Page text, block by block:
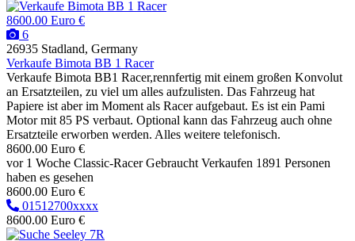
8600.00 Euro €
6
26935 Stadland, Germany
Verkaufe Bimota BB 1 Racer
Verkaufe Bimota BB1 Racer,rennfertig mit einem großen Konvolut
an Ersatzteilen, zu viel um alles aufzulisten. Das Fahrzeug hat
Papiere ist aber im Moment als Racer aufgebaut. Es ist ein Pami
Motor mit 85 PS verbaut. Optional kann das Fahrzeug auch ohne
Ersatzteile erworben werden. Alles weitere telefonisch.
8600.00 Euro €
vor 1 Woche Classic-Racer Gebraucht Verkaufen 1891 Personen
haben es gesehen
8600.00 Euro €
01512700xxxx
8600.00 Euro €